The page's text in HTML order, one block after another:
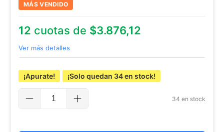
MÁS VENDIDO
12 cuotas de $3.876,12
Ver más detalles
¡Apurate! ¡Solo quedan 34en stock!
34 en stock